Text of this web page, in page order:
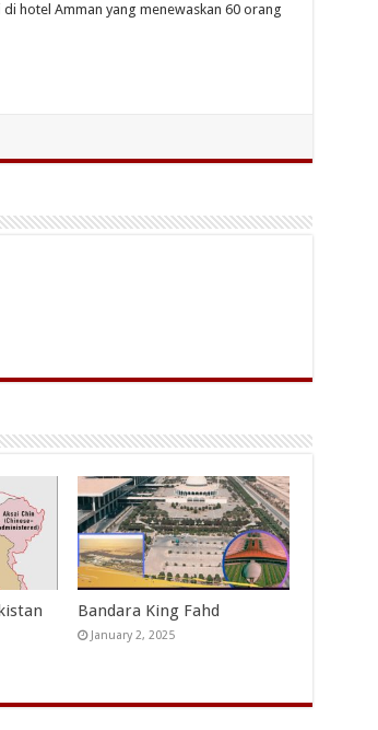
hotel Amman yang menewaskan 60 orang
Bandara King Fahd
January 2, 2025